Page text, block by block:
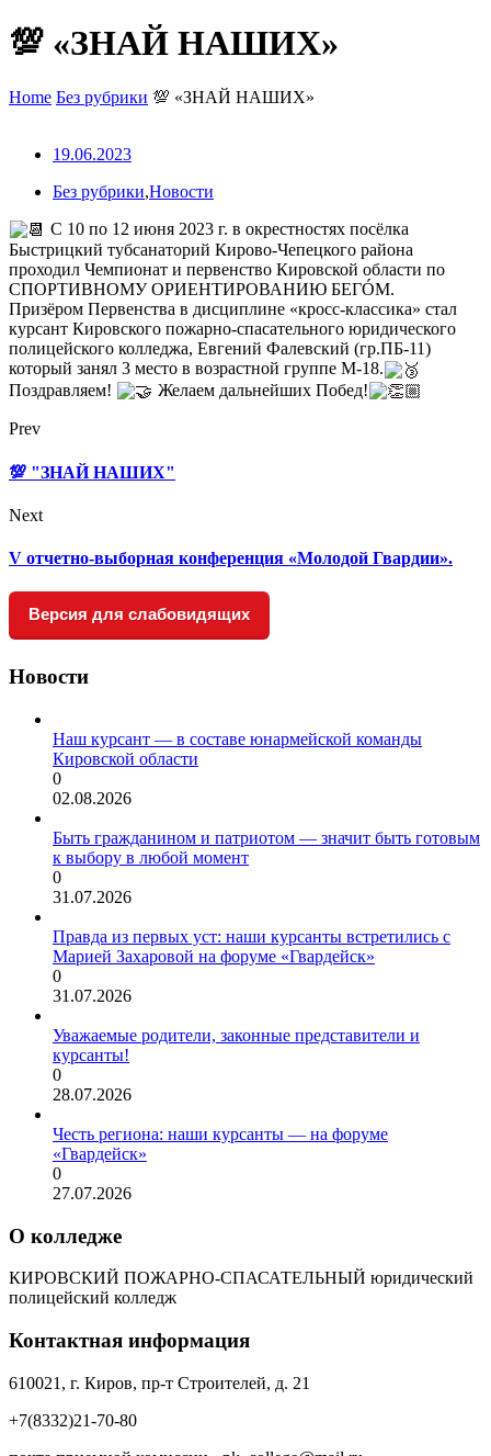
💯 «ЗНАЙ НАШИХ»
Home Без рубрики 💯 «ЗНАЙ НАШИХ»
19.06.2023
Без рубрики,Новости
С 10 по 12 июня 2023 г. в окрестностях посёлка
Быстрицкий тубсанаторий Кирово-Чепецкого района
проходил Чемпионат и первенство Кировской области по
СПОРТИВНОМУ ОРИЕНТИРОВАНИЮ БЕГÓМ.
Призёром Первенства в дисциплине «кросс-классика» стал
курсант Кировского пожарно-спасательного юридического
полицейского колледжа, Евгений Фалевский (гр.ПБ-11)
который занял 3 место в возрастной группе М-18.
Поздравляем!
Желаем дальнейших Побед!
Prev
💯 "ЗНАЙ НАШИХ"
Next
V отчетно-выборная конференция «Молодой Гвардии».
Версия для слабовидящих
Новости
Наш курсант — в составе юнармейской команды
Кировской области
0
02.08.2026
Быть гражданином и патриотом — значит быть готовым
к выбору в любой момент
0
31.07.2026
Правда из первых уст: наши курсанты встретились с
Марией Захаровой на форуме «Гвардейск»
0
31.07.2026
Уважаемые родители, законные представители и
курсанты!
0
28.07.2026
Честь региона: наши курсанты — на форуме
«Гвардейск»
0
27.07.2026
О колледже
КИРОВСКИЙ ПОЖАРНО-СПАСАТЕЛЬНЫЙ юридический
полицейский колледж
Контактная информация
610021, г. Киров, пр-т Строителей, д. 21
+7(8332)21-70-80